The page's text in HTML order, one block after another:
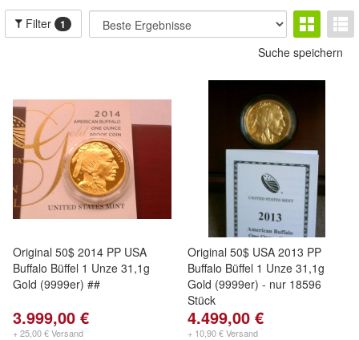
Filter 1
Suche speichern
Original 50$ 2014 PP USA
Buffalo Büffel 1 Unze 31,1g
Gold (9999er) ##
3.999,00 €
+ 25,00 € Versand
Original 50$ USA 2013 PP
Buffalo Büffel 1 Unze 31,1g
Gold (9999er) - nur 18596
Stück
4.499,00 €
+ 10,90 € Versand